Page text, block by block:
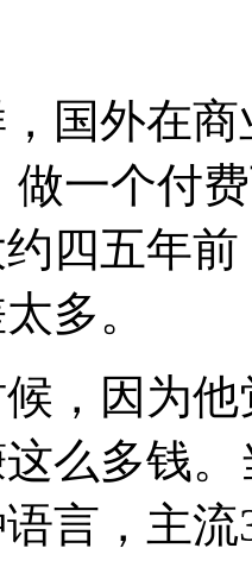
国外在
做一个付
四五年
多。
，因为
么多钱。
言，主